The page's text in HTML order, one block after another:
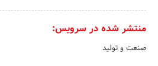
منتشر شده در سرویس:
صنعت و تولید